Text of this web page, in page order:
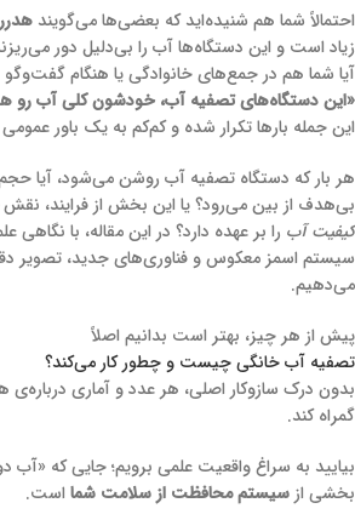
احتمالاً شما هم شنیده‌اید که بعضی‌ها می‌گویند
زیاد است و این دستگاه‌ها آب را بی‌دلیل دور
آیا شما هم در جمع‌های خانوادگی یا هنگام گفت‌وگو
«این دستگاه‌های تصفیه آب، خودشون کلی آب رو
این جمله بارها تکرار شده و کم‌کم به یک باور
هر بار که دستگاه تصفیه آب روشن می‌شود، آیا
بی‌هدف از بین می‌رود؟ یا این بخش از فرایند، نقش
کیفیت آب را بر عهده دارد؟ در این مقاله، با نگاهی
سیستم اسمز معکوس و فناوری‌های جدید، تصویر
می‌دهیم.
پیش از هر چیز، بهتر است بدانیم اصلاً
تصفیه آب خانگی چیست و چطور کار می‌کند؟
بدون درک سازوکار اصلی، هر عدد و آماری درباره‌ی
گمراه کند.
بیایید به سراغ واقعیت علمی برویم؛ جایی که «آب
بخشی از سیستم محافظت از سلامت شما است.